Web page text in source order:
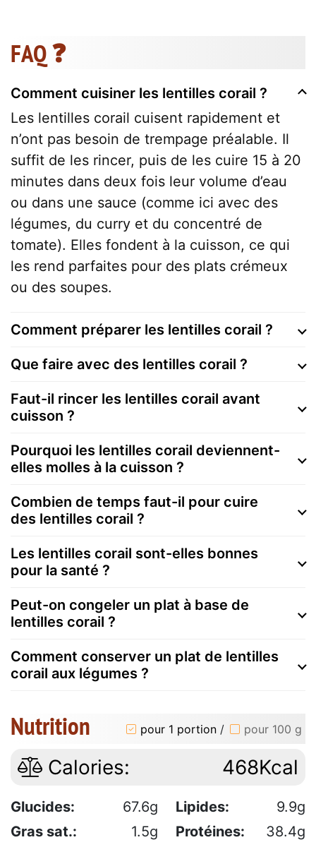
FAQ ❓
Comment cuisiner les lentilles corail ?
Les lentilles corail cuisent rapidement et
n’ont pas besoin de trempage préalable. Il
suffit de les rincer, puis de les cuire 15 à 20
minutes dans deux fois leur volume d’eau
ou dans une sauce (comme ici avec des
légumes, du curry et du concentré de
tomate). Elles fondent à la cuisson, ce qui
les rend parfaites pour des plats crémeux
ou des soupes.
Comment préparer les lentilles corail ?
Que faire avec des lentilles corail ?
Faut-il rincer les lentilles corail avant
cuisson ?
Pourquoi les lentilles corail deviennent-
elles molles à la cuisson ?
Combien de temps faut-il pour cuire
des lentilles corail ?
Les lentilles corail sont-elles bonnes
pour la santé ?
Peut-on congeler un plat à base de
lentilles corail ?
Comment conserver un plat de lentilles
corail aux légumes ?
Nutrition pour 1 portion / pour 100 g
Calories: 468Kcal
Glucides: 67.6g Lipides:
9.9g
Gras sat.:
1.5g Protéines:
38.4g